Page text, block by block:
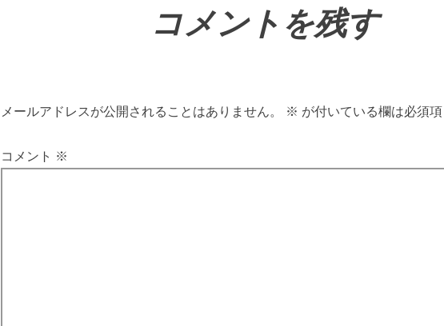
コメントを残す
メールアドレスが公開されることはありません。 ※ が付いている欄は必須
コメント ※